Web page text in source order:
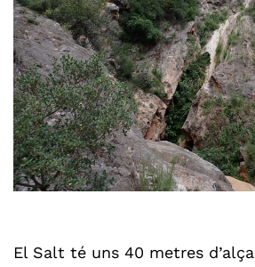
El Salt té uns 40 metres